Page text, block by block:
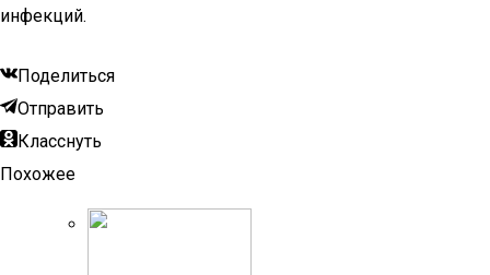
инфекций.
Поделиться
Отправить
Класснуть
Похожее